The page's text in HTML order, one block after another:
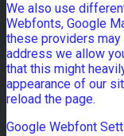
We also use
Webfonts, Google
these providers
address we allow
that this might
appearance of our
reload the page.
Google Webfont